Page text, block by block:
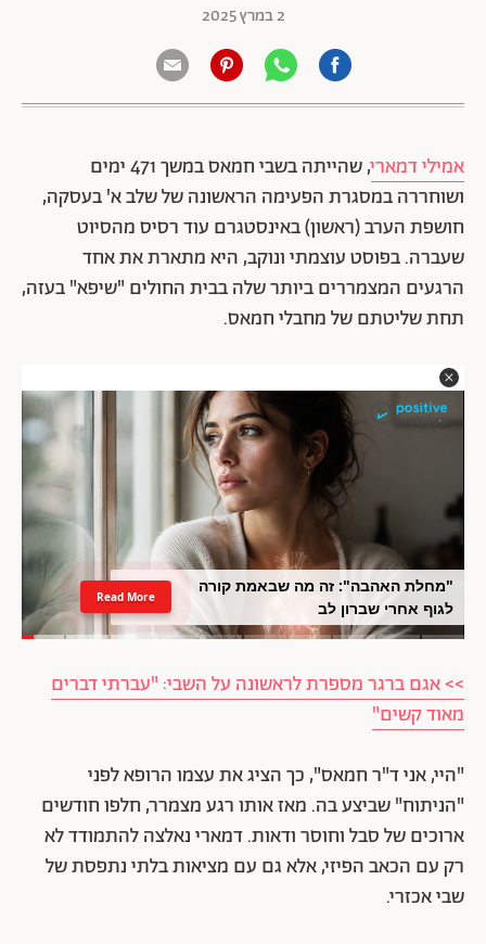
2 במרץ 2025
אמילי דמארי
, שהייתה בשבי חמאס במשך 471 ימים
ושוחררה במסגרת הפעימה הראשונה של שלב א' בעסקה,
חושפת הערב (ראשון) באינסטגרם עוד רסיס מהסיוט
שעברה. בפוסט עוצמתי ונוקב, היא מתארת את אחד
הרגעים המצמררים ביותר שלה בבית החולים "שיפא" בעזה,
תחת שליטתם של מחבלי חמאס.
"מחלת האהבה": זה מה שבאמת קורה
לגוף אחרי שברון לב
Read More
>> אגם ברגר מספרת לראשונה על השבי: "עברתי דברים
מאוד קשים"
"היי, אני ד"ר חמאס", כך הציג את עצמו הרופא לפני
"הניתוח" שביצע בה. מאז אותו רגע מצמרר, חלפו חודשים
ארוכים של סבל וחוסר ודאות. דמארי נאלצה להתמודד לא
רק עם הכאב הפיזי, אלא גם עם מציאות בלתי נתפסת של
שבי אכזרי.